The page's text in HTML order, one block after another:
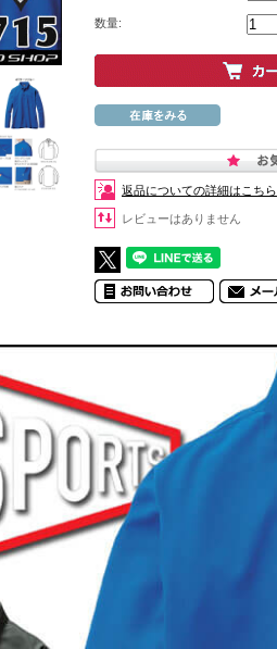
数量:
返品についての詳細はこちら
レビューはありません